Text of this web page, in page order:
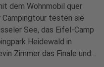
dem Wohnmobil quer
Campingtour testen sie
See, das Eifel-Camp
Heidewald in
Zimmer das Finale und